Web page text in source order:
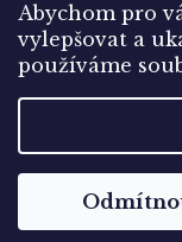
Abychom pro
vylepšovat a
používáme
Copyright
práva